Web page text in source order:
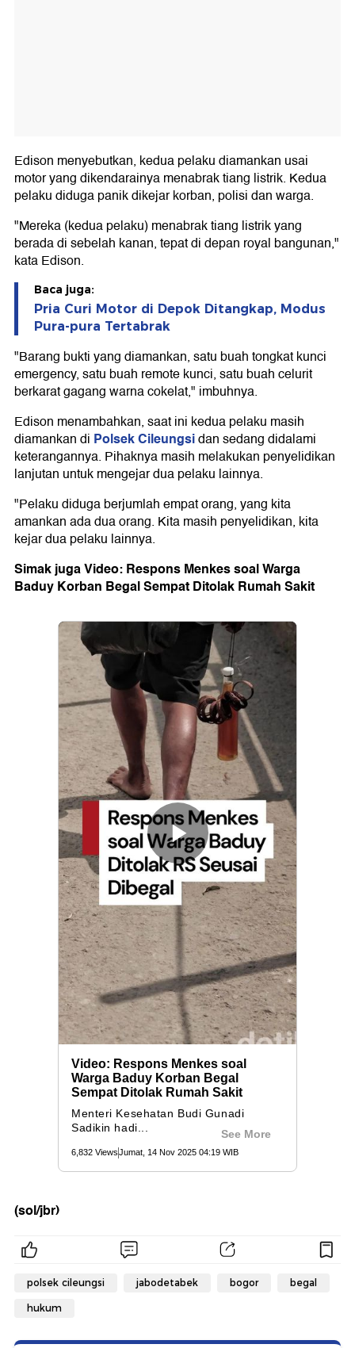
Edison menyebutkan, kedua pelaku diamankan usai
motor yang dikendarainya menabrak tiang listrik. Kedua
pelaku diduga panik dikejar korban, polisi dan warga.
"Mereka (kedua pelaku) menabrak tiang listrik yang
berada di sebelah kanan, tepat di depan royal bangunan,"
kata Edison.
Baca juga:
Pria Curi Motor di Depok Ditangkap, Modus
Pura-pura Tertabrak
"Barang bukti yang diamankan, satu buah tongkat kunci
emergency, satu buah remote kunci, satu buah celurit
berkarat gagang warna cokelat," imbuhnya.
Edison menambahkan, saat ini kedua pelaku masih
diamankan di Polsek Cileungsidan sedang didalami
keterangannya. Pihaknya masih melakukan penyelidikan
lanjutan untuk mengejar dua pelaku lainnya.
"Pelaku diduga berjumlah empat orang, yang kita
amankan ada dua orang. Kita masih penyelidikan, kita
kejar dua pelaku lainnya.
Simak juga Video: Respons Menkes soal Warga
Baduy Korban Begal Sempat Ditolak Rumah Sakit
(sol/jbr)
polsek cileungsi jabodetabek bogor begal
hukum